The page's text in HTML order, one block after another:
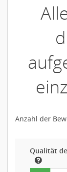
Anzahl der
Qualität